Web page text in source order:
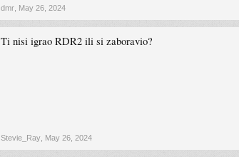
dmr May 26, 2024
Ti nisi igrao RDR2 ili si zaboravio?
Stevie_Ray May 26, 2024